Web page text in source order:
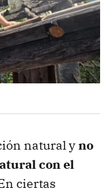
natural yno
con el
ciertas